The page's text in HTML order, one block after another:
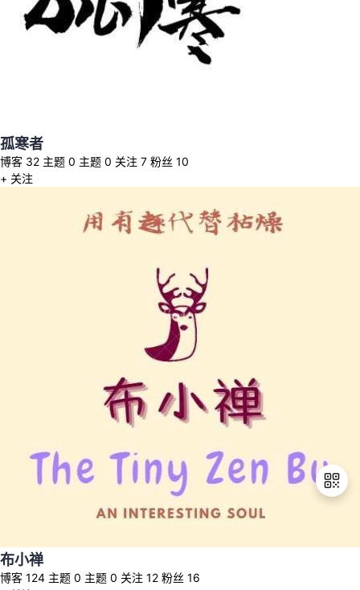
退
出
登
孤寒者
博客 32 主题 0 主题 0 关注 7 粉丝 10
+ 关注
布小禅
博客 124 主题 0 主题 0 关注 12 粉丝 16